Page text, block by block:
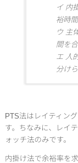
イ 内
裕時
ウ 主
間を
エ 人
分け
PTS法はレイティン
す。ちなみに、レイ
ォッチ法のみです。
内掛け法で余裕率を